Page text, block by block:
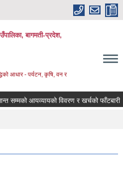
बागमती-प्रदेश,
आधार - पर्यटन, कृषि, वन र
आयव्यायको विवरण र खर्चको फाँटबारी ।